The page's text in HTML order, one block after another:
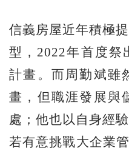
信義房屋近年積極
型，2022年首度祭
計畫。而周勤斌雖
畫，但職涯發展與
處；他也以自身經
若有意挑戰大企業